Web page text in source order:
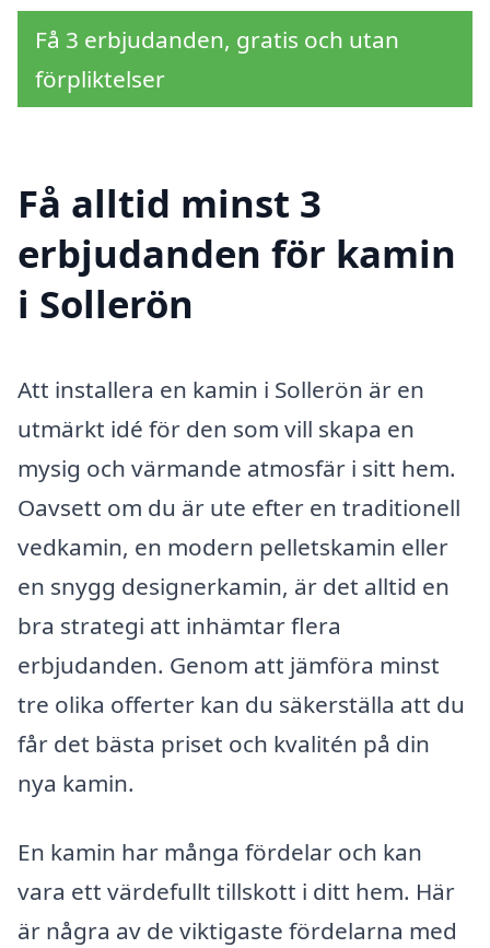
Få 3 erbjudanden, gratis och utan
förpliktelser
Få alltid minst 3
erbjudanden för kamin
i Sollerön
Att installera en kamin i Sollerön är en
utmärkt idé för den som vill skapa en
mysig och värmande atmosfär i sitt hem.
Oavsett om du är ute efter en traditionell
vedkamin, en modern pelletskamin eller
en snygg designerkamin, är det alltid en
bra strategi att inhämtar flera
erbjudanden. Genom att jämföra minst
tre olika offerter kan du säkerställa att du
får det bästa priset och kvalitén på din
nya kamin.
En kamin har många fördelar och kan
vara ett värdefullt tillskott i ditt hem. Här
är några av de viktigaste fördelarna med